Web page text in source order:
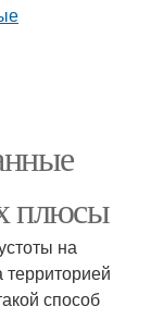
плюсы
на
способ